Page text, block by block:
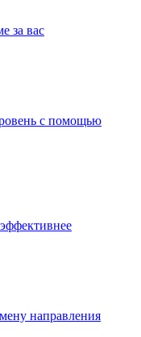
за вас
с помощью
направления